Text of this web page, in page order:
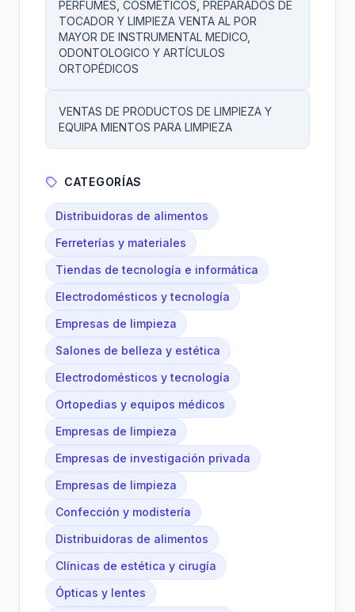
PERFUMES, COSMÉTICOS, PREPARADOS DE
TOCADOR Y LIMPIEZA VENTA AL POR
MAYOR DE INSTRUMENTAL MEDICO,
ODONTOLOGICO Y ARTÍCULOS
ORTOPÉDICOS
VENTAS DE PRODUCTOS DE LIMPIEZA Y
EQUIPA MIENTOS PARA LIMPIEZA
CATEGORÍAS
Distribuidoras de alimentos
Ferreterías y materiales
Tiendas de tecnología e informática
Electrodomésticos y tecnología
Empresas de limpieza
Salones de belleza y estética
Electrodomésticos y tecnología
Ortopedias y equipos médicos
Empresas de limpieza
Empresas de investigación privada
Empresas de limpieza
Confección y modistería
Distribuidoras de alimentos
Clínicas de estética y cirugía
Ópticas y lentes